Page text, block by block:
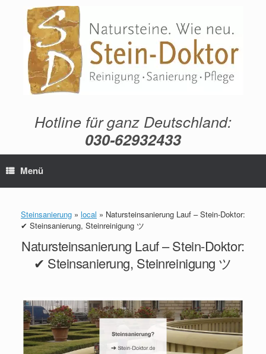
springen
Hotline für ganz Deutschland:
030-62932433
Menü
Steinsanierung » local » Natursteinsanierung Lauf – Stein-Doktor:
✔ Steinsanierung, Steinreinigung ツ
Natursteinsanierung Lauf – Stein-Doktor:
✔ Steinsanierung, Steinreinigung ツ